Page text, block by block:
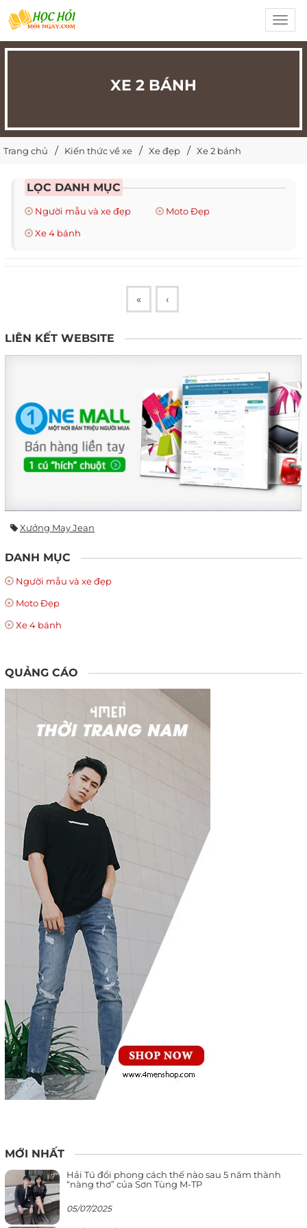
XE 2 BÁNH
Trang chủ Kiến thức về xe Xe đẹp Xe 2 bánh
LỌC DANH MỤC
Người mẫu và xe đẹp
Moto Đẹp
Xe 4 bánh
« ‹
LIÊN KẾT WEBSITE
Xưởng May Jean
DANH MỤC
Người mẫu và xe đẹp
Moto Đẹp
Xe 4 bánh
QUẢNG CÁO
MỚI NHẤT
Hải Tú đổi phong cách thế nào sau 5 năm thành
“nàng thơ” của Sơn Tùng M-TP
05/07/2025